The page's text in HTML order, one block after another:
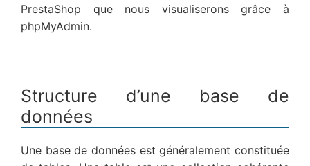
PrestaShop que nous visualiserons grâce à
phpMyAdmin.
Structure d’une base de
données
Une base de données est généralement constituée